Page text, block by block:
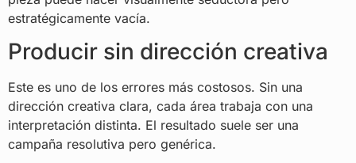
estratégicamente vacía.
Producir sin dirección creativa
Este es uno de los errores más costosos. Sin una
dirección creativa clara, cada área trabaja con una
interpretación distinta. El resultado suele ser una
campaña resolutiva pero genérica.